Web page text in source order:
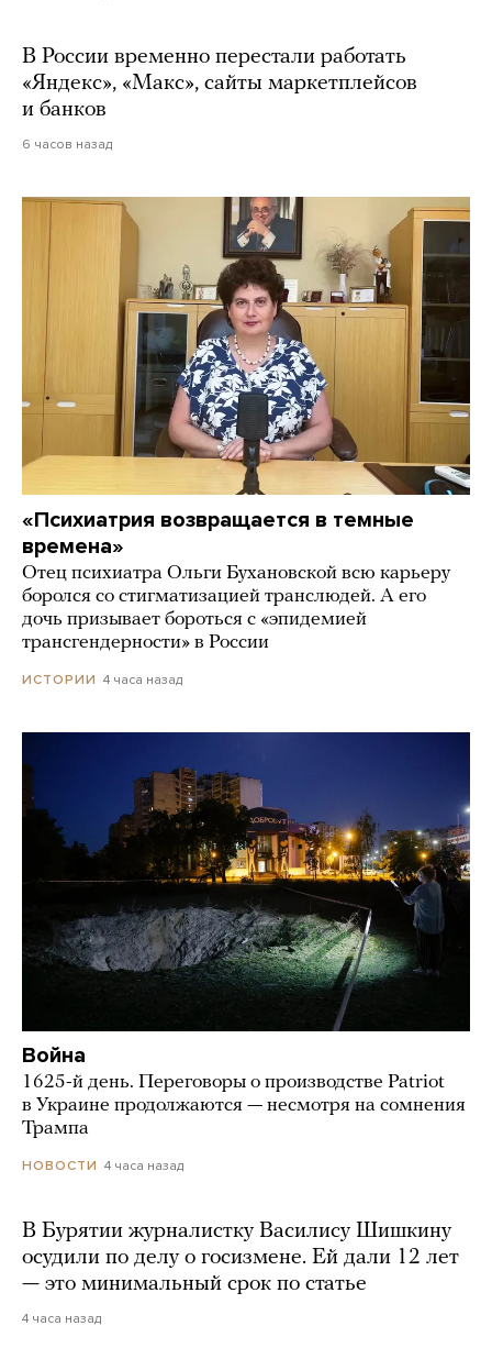
В России временно перестали работать
«Яндекс», «Макс», сайты маркетплейсов
и банков
6 часов назад
«Психиатрия возвращается в темные
времена»
Отец психиатра Ольги Бухановской всю карьеру
боролся со стигматизацией транслюдей. А его
дочь призывает бороться с «эпидемией
трансгендерности» в России
ИСТОРИИ 4 часа назад
Война
1625-й день. Переговоры о производстве Patriot
в Украине продолжаются — несмотря на сомнения
Трампа
НОВОСТИ 4 часа назад
В Бурятии журналистку Василису Шишкину
осудили по делу о госизмене. Ей дали 12 лет
— это минимальный срок по статье
4 часа назад